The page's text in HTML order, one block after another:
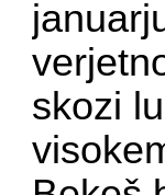
skozi